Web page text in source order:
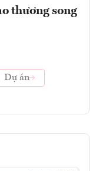
thương song
Dự án